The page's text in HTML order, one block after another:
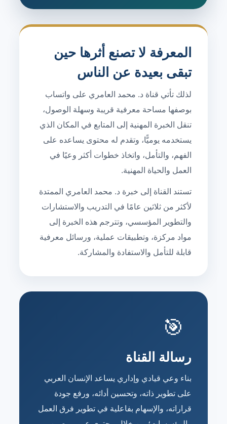
المعرفة لا تصنع أثرها حين
تبقى بعيدة عن الناس
لذلك تأتي قناة د. محمد العامري على واتساب
بوصفها مساحة معرفية قريبة وسهلة الوصول،
تنقل الخبرة المهنية إلى المتابع في المكان الذي
يستخدمه يوميًّا، وتقدم له محتوى يساعده على
الفهم، والتأمل، واتخاذ خطوات أكثر وعيًا في
العمل والحياة المهنية.
تستند القناة إلى خبرة د. محمد العامري الممتدة
لأكثر من ثلاثين عامًا في التدريب والاستشارات
والتطوير المؤسسي، وتترجم هذه الخبرة إلى
مواد مركزة، وتطبيقات عملية، ورسائل معرفية
قابلة للتأمل والاستفادة والمشاركة.
🎯
رسالة القناة
بناء وعي قيادي وإداري يساعد الإنسان العربي
على تطوير ذاته، وتحسين أدائه، ورفع جودة
قراراته، والإسهام بفاعلية في تطوير فرق العمل